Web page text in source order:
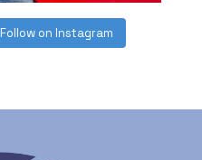
Follow on Instagram